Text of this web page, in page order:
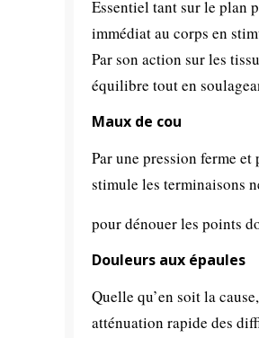
Essentiel tant sur le plan
immédiat au corps en
Par son action sur les
équilibre tout en
Maux de cou
Par une pression ferme
stimule les terminaisons
pour dénouer les points
Douleurs aux épaules
Quelle qu’en soit la
atténuation rapide des